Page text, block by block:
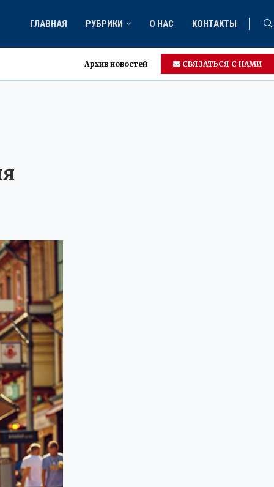
ГЛАВНАЯ РУБРИКИ О НАС КОНТАКТЫ
Архив новостей СВЯЗАТЬСЯ С НАМИ